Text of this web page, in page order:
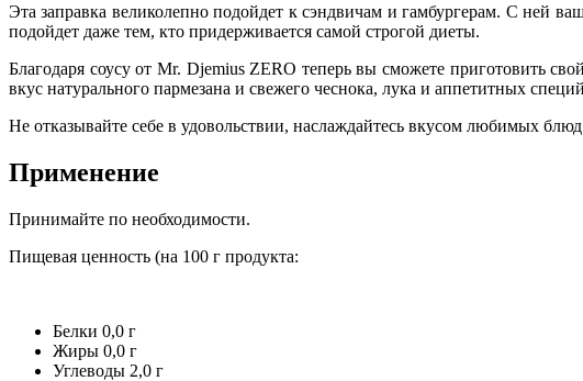
Эта заправка великолепно подойдет к сэндвичам и гамбургерам. С ней
подойдет даже тем, кто придерживается самой строгой диеты.
Благодаря соусу от Mr. Djemius ZERO теперь вы сможете приготовить
вкус натурального пармезана и свежего чеснока, лука и аппетитных
Не отказывайте себе в удовольствии, наслаждайтесь вкусом любимых
Применение
Принимайте по необходимости.
Пищевая ценность (на 100 г продукта:
Белки 0,0 г
Жиры 0,0 г
Углеводы 2,0 г